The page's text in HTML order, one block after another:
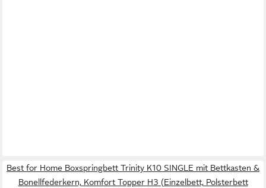
Best for Home Boxspringbett Trinity K10 SINGLE mit Bettkasten &
Bonellfederkern, Komfort Topper H3 (Einzelbett, Polsterbett